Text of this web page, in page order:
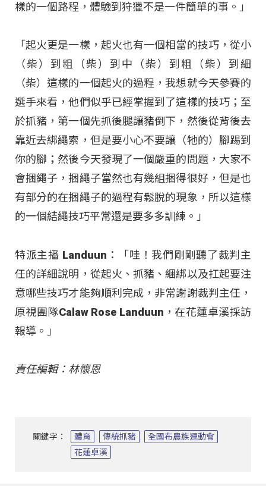
樣的一個路程，體驗到狩獵不是一件簡單的事。」
「起火更是一樣，起火也有一個相當的技巧，從小
（柴）到粗（柴）到中（柴）到粗（柴）到細
（柴）這樣的一個起火的過程，我想就今天參賽的
選手來看，他們似乎已經掌握到了這樣的技巧；至
於抓豬，第一個先抓後腿讓豬倒下，然後從背後去
靠近去綁繩索，但是要小心不要讓（牠的）腳踢到
你的腳；然後今天發現了一個嚴重的問題，大家不
會捆繩子，捆繩子當然也有幾組捆得很好，但是也
有部分的在捆繩子的過程有鬆脫的現象，所以這樣
的一個結繩技巧平常還是要多多訓練。」
特派主播 Landuun：「哇！我們剛剛聽了裁判主
任的詳細說明，從起火、抓豬、綑綁以及扛起要注
意哪些技巧才能夠順利完成，非常謝謝裁判主任，
原視團隊Calaw Rose Landuun，在花蓮卓溪採訪
報導。」
責任編輯：林懷恩
關鍵字： 體育 傳統抓豬
全國布農族運動會
花蓮卓溪